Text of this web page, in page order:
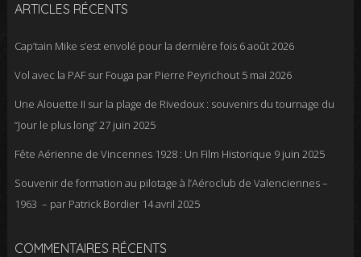
ARTICLES RÉCENTS
Cap’tain Mike s’est envolé pour la dernière fois 6 août 2026
Vol avec la PAF sur Fouga par Pierre Peyrichout 5 mai 2026
Une Alouette II sur la plage de Rivedoux : souvenirs du tournage du
“Jour le plus long”27 juin 2025
Fête Aérienne de Vincennes 1928 : Un Film Historique 9 juin 2025
Souvenir de formation au pilotage à l’Aéroclub de Valenciennes –
1963 – par Patrick Bordier 14 avril 2025
COMMENTAIRES RÉCENTS